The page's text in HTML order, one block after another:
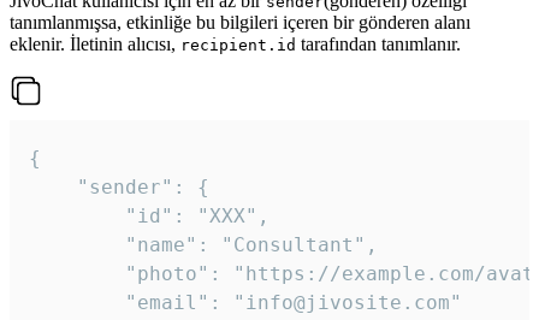
tanımlanmışsa, etkinliğe bu bilgileri içeren bir gönderen alanı
eklenir. İletinin alıcısı, recipient.id tarafından tanımlanır.
{